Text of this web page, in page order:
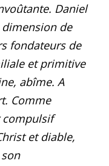
Daniel
de
fondateurs de
et primitive
abîme. A
Comme
compulsif
et diable,